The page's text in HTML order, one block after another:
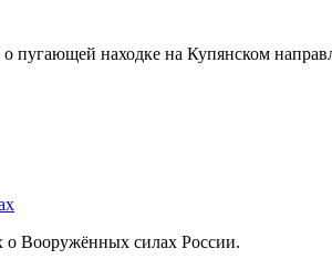
пугающей находке на Купянском
о Вооружённых силах России.